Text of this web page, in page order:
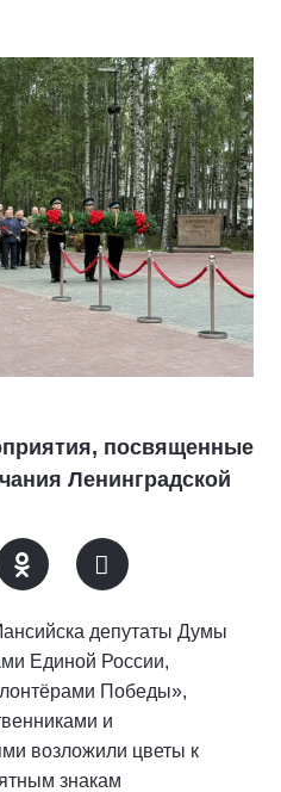
посвященные
Ленинградской
депутаты Думы
Единой России,
Победы»,
и
возложили цветы к
знакам